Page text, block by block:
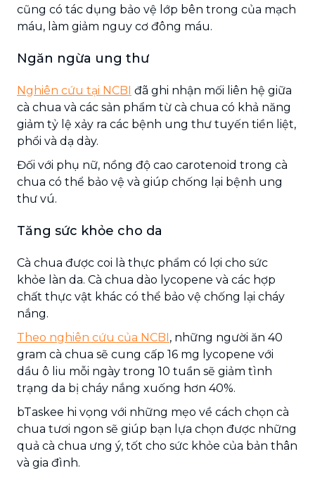
cũng có tác dụng bảo vệ lớp bên trong của mạch
máu, làm giảm nguy cơ đông máu.
Ngăn ngừa ung thư
Nghiên cứu tại NCBI đã ghi nhận mối liên hệ giữa
cà chua và các sản phẩm từ cà chua có khả năng
giảm tỷ lệ xảy ra các bệnh ung thư tuyến tiền liệt,
phổi và dạ dày.
Đối với phụ nữ, nồng độ cao carotenoid trong cà
chua có thể bảo vệ và giúp chống lại bệnh ung
thư vú.
Tăng sức khỏe cho da
Cà chua được coi là thực phẩm có lợi cho sức
khỏe làn da. Cà chua dào lycopene và các hợp
chất thực vật khác có thể bảo vệ chống lại cháy
nắng.
Theo nghiên cứu của NCBI, những người ăn 40
gram cà chua sẽ cung cấp 16 mg lycopene với
dầu ô liu mỗi ngày trong 10 tuần sẽ giảm tình
trạng da bị cháy nắng xuống hơn 40%.
bTaskee hi vọng với những mẹo về cách chọn cà
chua tươi ngon sẽ giúp bạn lựa chọn được những
quả cà chua ưng ý, tốt cho sức khỏe của bản thân
và gia đình.